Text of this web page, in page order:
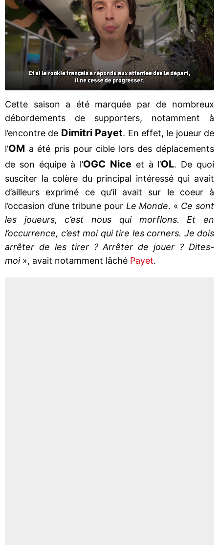
Cette saison a été marquée par de nombreux
débordements de supporters, notamment à
l’encontre de Dimitri Payet. En effet, le joueur de
l’OM a été pris pour cible lors des déplacements
de son équipe à l’OGC Nice et à l’OL. De quoi
susciter la colère du principal intéressé qui avait
d’ailleurs exprimé ce qu’il avait sur le coeur à
l’occasion d’une tribune pour Le Monde. « Ce sont
les joueurs, c’est nous qui morflons. Et en
l’occurrence, c’est moi qui tire les corners. Je dois
arrêter de les tirer ? Arrêter de jouer ? Dites-
moi», avait notamment lâché Payet.